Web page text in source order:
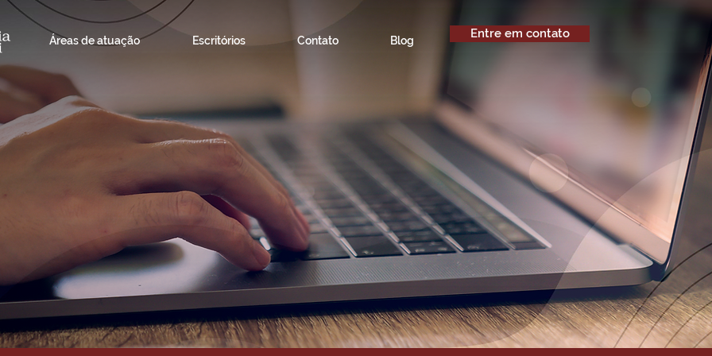
Áreas de atuação Escritórios Contato Blog Entre em contato